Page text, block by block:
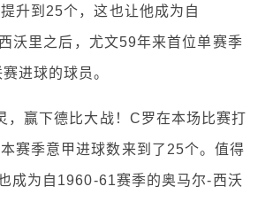
升到25个，这也让他成为自
沃里之后，尤文59年来首位单赛季
进球的球员。
，赢下德比大战！C罗在本场比赛打
赛季意甲进球数来到了25个。值得
成为自1960-61赛季的奥马尔-西沃